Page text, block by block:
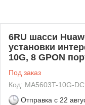
6RU шасси
установки
10G, 8 GPON
Под заказ
Код: MA5603T-10G-
Отправка с 22